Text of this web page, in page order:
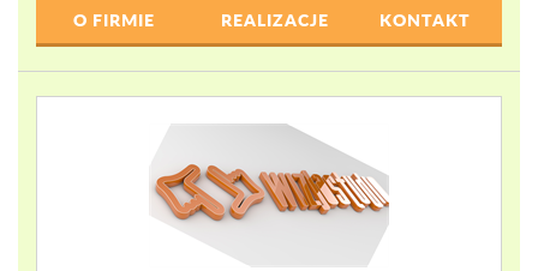
O FIRMIE REALIZACJE KONTAKT